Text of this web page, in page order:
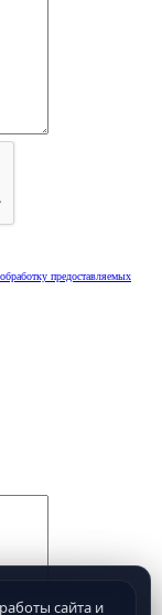
обработку предоставляемых
сайта и